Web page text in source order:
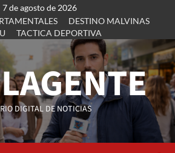
7 de agosto de 2026
DESTINO MALVINAS
TACTICA DEPORTIVA
DIGITAL DE NOTICIAS